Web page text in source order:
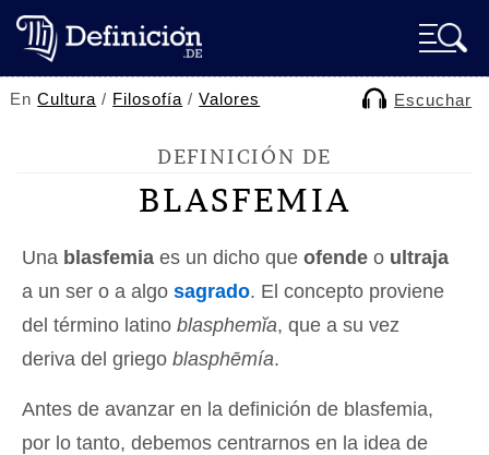
EnCultura / Filosofía /Valores Escuchar
DEFINICIÓN DE
BLASFEMIA
Una blasfemia es un dicho que ofende o ultraja
a un ser o a algo sagrado. El concepto proviene
del término latino blasphemĭa, que a su vez
deriva del griego blasphēmía.
Antes de avanzar en la definición de blasfemia,
por lo tanto, debemos centrarnos en la idea de